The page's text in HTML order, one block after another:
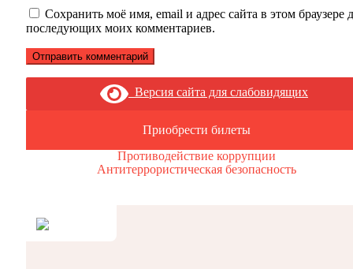
Сохранить моё имя, email и адрес сайта в этом браузере
последующих моих комментариев.
Версия сайта для слабовидящих
Приобрести билеты
Противодействие коррупции
Антитеррористическая безопасность